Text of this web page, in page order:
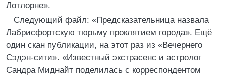
Лотлорне».
Следующий файл: «Предсказательница назвала
Лабрисфортскую тюрьму проклятием города». Ещё
один скан публикации, на этот раз из «Вечернего
Сэдэн-сити». «Известный экстрасенс и астролог
Сандра Миднайт поделилась с корреспондентом